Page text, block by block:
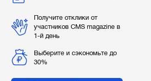
Получите отклики от
участников CMS magazine в
1-й день
Выберите и сэкономьте до
30%